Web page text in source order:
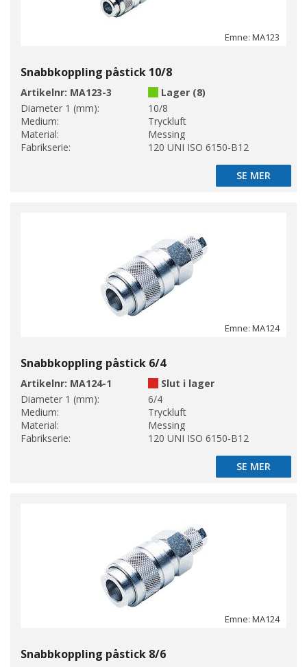
Emne: MA123
Snabbkoppling påstick 10/8
Artikelnr: MA123-3
Lager (8)
Diameter 1 (mm):
10/8
Medium:
Tryckluft
Material:
Messing
Fabrikserie:
120 UNI ISO 6150-B12
SE MER
SE MER
Emne: MA124
Snabbkoppling påstick 6/4
Artikelnr: MA124-1
Slut i lager
Diameter 1 (mm):
6/4
Medium:
Tryckluft
Material:
Messing
Fabrikserie:
120 UNI ISO 6150-B12
SE MER
SE MER
Emne: MA124
Snabbkoppling påstick 8/6